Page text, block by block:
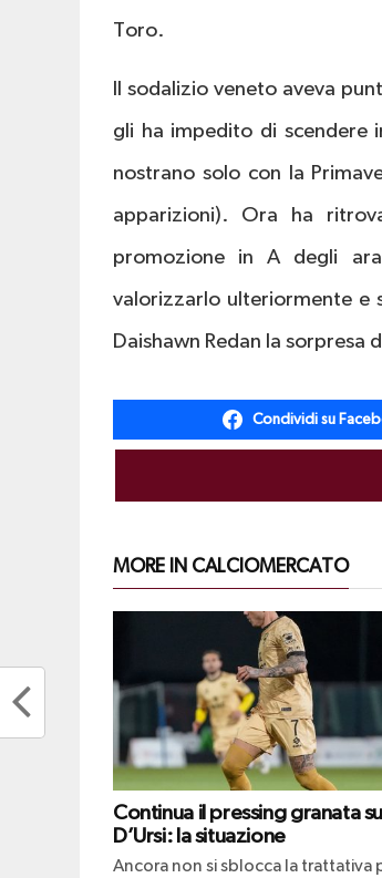
Toro.
Il sodalizio veneto aveva
gli ha impedito di scendere
nostrano solo con la
apparizioni). Ora ha
promozione in A degli
valorizzarlo ulteriormente e
Daishawn Redan la sorpresa
Condividi su
MORE IN CALCIOMERCATO
Continua il pressing granata su
D’Ursi: la situazione
Ancora non si sblocca la trattativa